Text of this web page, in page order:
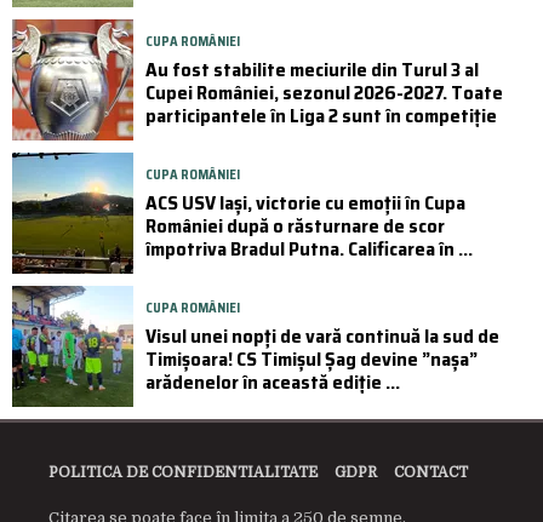
CUPA ROMÂNIEI
Au fost stabilite meciurile din Turul 3 al
Cupei României, sezonul 2026-2027. Toate
participantele în Liga 2 sunt în competiție
CUPA ROMÂNIEI
ACS USV Iași, victorie cu emoții în Cupa
României după o răsturnare de scor
împotriva Bradul Putna. Calificarea în ...
CUPA ROMÂNIEI
Visul unei nopți de vară continuă la sud de
Timișoara! CS Timișul Șag devine ”nașa”
arădenelor în această ediție ...
POLITICA DE CONFIDENTIALITATE GDPR CONTACT
Citarea se poate face în limita a 250 de semne.